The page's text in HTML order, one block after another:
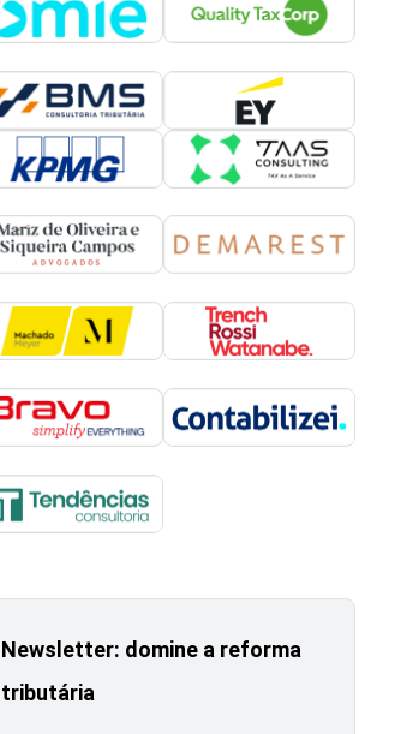
Newsletter: domine a reforma
tributária